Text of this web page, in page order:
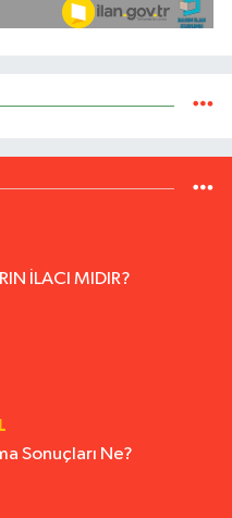
İLACI MIDIR?
Sonuçları Ne?